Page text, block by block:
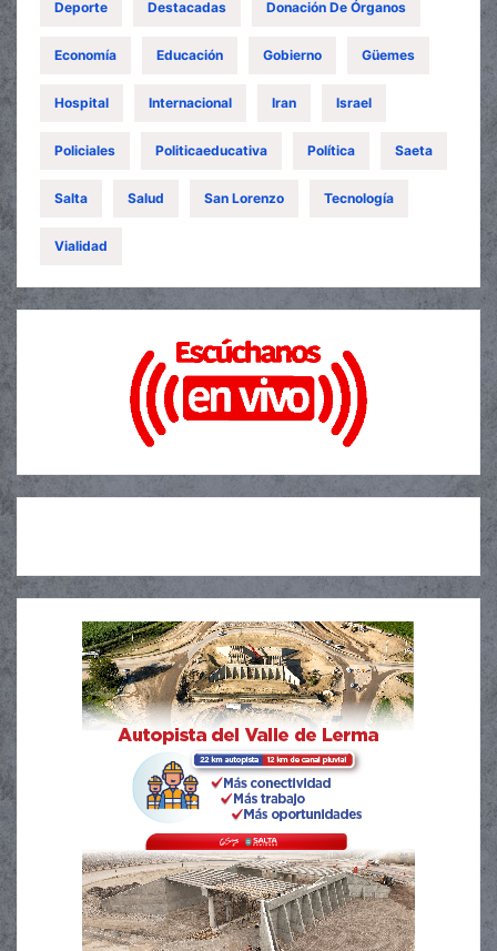
Deporte Destacadas Donación De Órganos
Economía Educación Gobierno Güemes
Hospital Internacional Iran Israel
Policiales Politicaeducativa Política Saeta
Salta Salud San Lorenzo Tecnología
Vialidad